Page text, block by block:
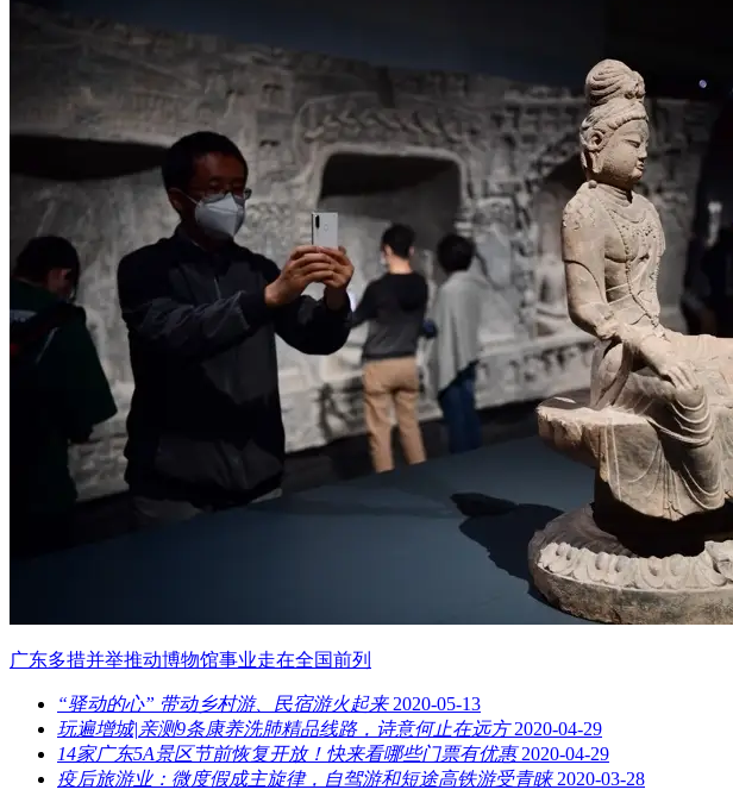
广东多措并举推动博物馆事业走在全国前列
“驿动的心” 带动乡村游、民宿游火起来 2020-05-13
玩遍增城|亲测9条康养洗肺精品线路，诗意何止在远方 2020-04-29
14家广东5A景区节前恢复开放！快来看哪些门票有优惠 2020-04-29
疫后旅游业：微度假成主旋律，自驾游和短途高铁游受青睐 2020-03-28